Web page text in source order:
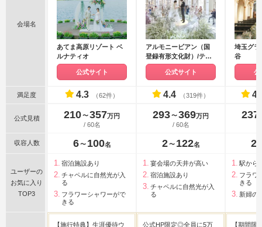
会場名
あてま高原リゾート ベ
ルナティオ
公式サイト
アルモニービアン（国
登録有形文化財）/テイ
クアンドギヴ・ニーズ
ウェディング
公式サイト
埼玉グラ
谷
公
満足度 4.3 （62件） 4.4 （319件）
公式見積 210〜357万円
/ 60名
293〜369万円
/ 60名
237
収容人数 6 〜 100名 2 〜 122名 2
ユーザーの
お気に入り
TOP3
宿泊施設あり
チャペルに自然光が入
る
フラワーシャワーがで
きる
宴会場の天井が高い
宿泊施設あり
チャペルに自然光が入
る
駅から
フラワ
きる
新婦の
【施行特典】生涯優待ウ
公式HP限定◎全員に5万
【期間限